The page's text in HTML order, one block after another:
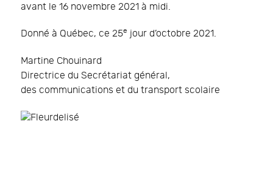
avant le 16 novembre 2021 à midi.
Donné à Québec, ce 25e jour d’octobre 2021.
Martine Chouinard
Directrice du Secrétariat général,
des communications et du transport scolaire